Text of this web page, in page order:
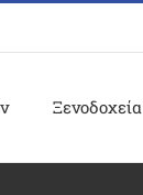
Ξενοδοχεία